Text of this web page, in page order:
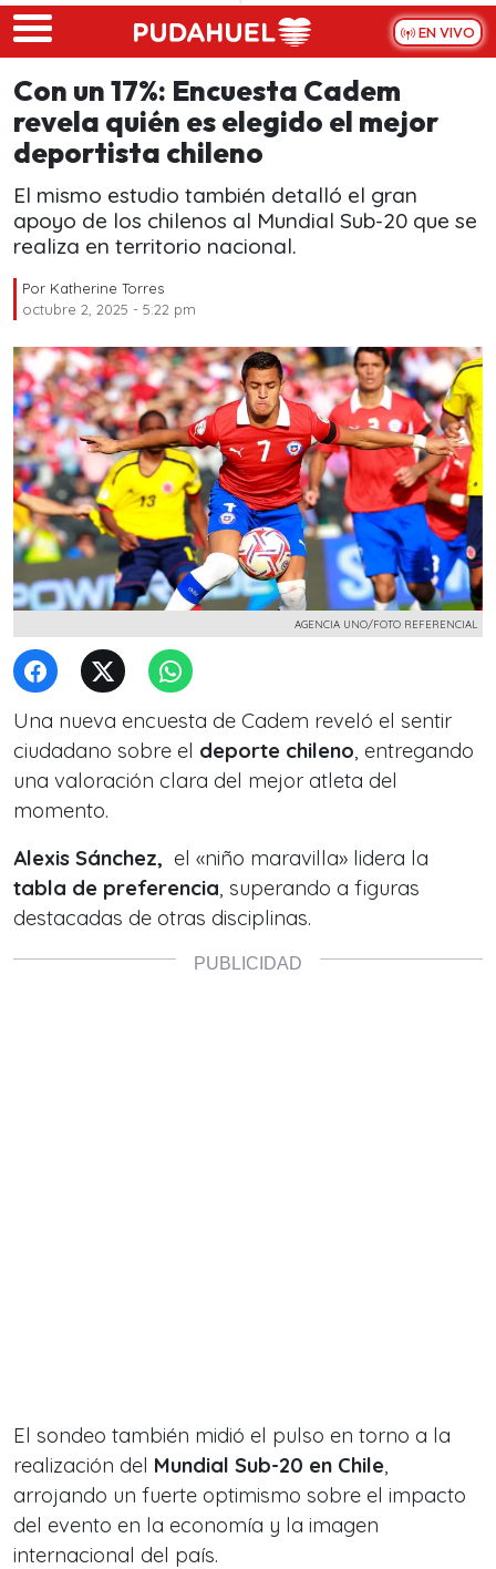
Skip to main content
EN VIVO
Con un 17%: Encuesta Cadem
revela quién es elegido el mejor
deportista chileno
El mismo estudio también detalló el gran
apoyo de los chilenos al Mundial Sub-20 que se
realiza en territorio nacional.
Por Katherine Torres
octubre 2, 2025 - 5:22 pm
AGENCIA UNO/FOTO REFERENCIAL
Una nueva encuesta de Cadem reveló el sentir
ciudadano sobre el deporte chileno, entregando
una valoración clara del mejor atleta del
momento.
Alexis Sánchez, el «niño maravilla» lidera la
tabla de preferencia, superando a figuras
destacadas de otras disciplinas.
El sondeo también midió el pulso en torno a la
realización del Mundial Sub-20 en Chile,
arrojando un fuerte optimismo sobre el impacto
del evento en la economía y la imagen
internacional del país.